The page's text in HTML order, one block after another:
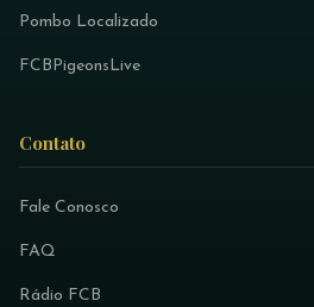
Pombo Localizado
FCBPigeonsLive
Contato
Fale Conosco
FAQ
Rádio FCB